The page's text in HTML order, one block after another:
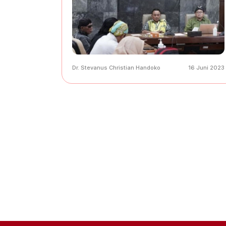
Dr. Stevanus Christian Handoko 16 Juni 2023